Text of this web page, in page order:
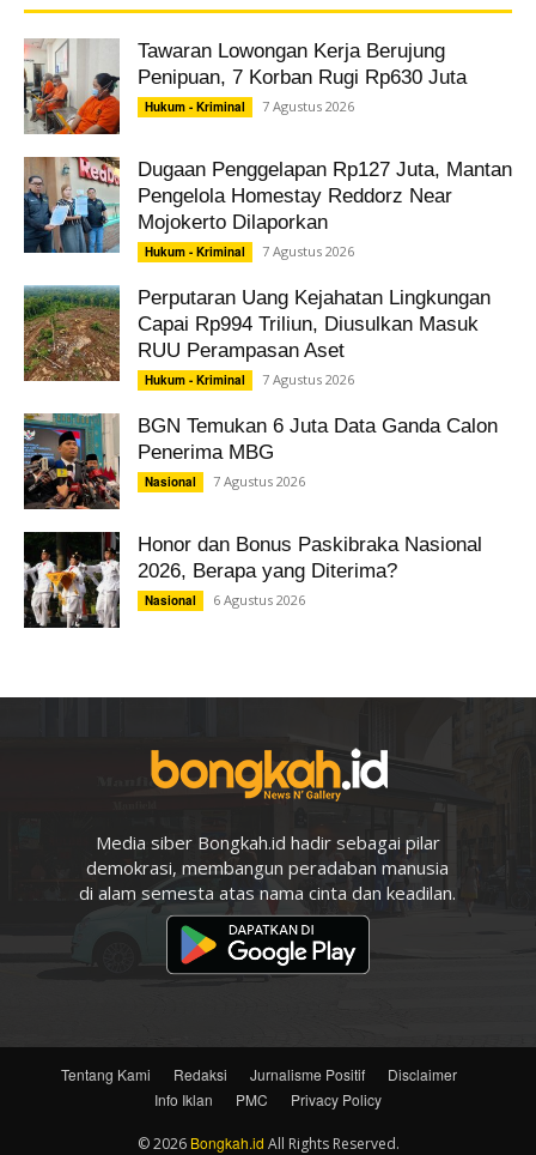
Tawaran Lowongan Kerja Berujung
Penipuan, 7 Korban Rugi Rp630 Juta
Hukum - Kriminal 7 Agustus 2026
Dugaan Penggelapan Rp127 Juta, Mantan
Pengelola Homestay Reddorz Near
Mojokerto Dilaporkan
Hukum - Kriminal 7 Agustus 2026
Perputaran Uang Kejahatan Lingkungan
Capai Rp994 Triliun, Diusulkan Masuk
RUU Perampasan Aset
Hukum - Kriminal 7 Agustus 2026
BGN Temukan 6 Juta Data Ganda Calon
Penerima MBG
Nasional 7 Agustus 2026
Honor dan Bonus Paskibraka Nasional
2026, Berapa yang Diterima?
Nasional 6 Agustus 2026
Media siber Bongkah.id hadir sebagai pilar
demokrasi, membangun peradaban manusia
di alam semesta atas nama cinta dan keadilan.
Tentang Kami Redaksi Jurnalisme Positif
Disclaimer
Info Iklan
PMC Privacy Policy
© 2026 Bongkah.id All Rights Reserved.